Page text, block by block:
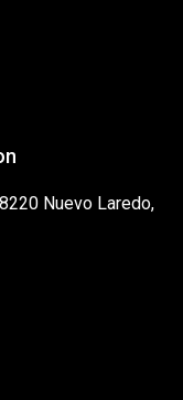
Nuevo Laredo,